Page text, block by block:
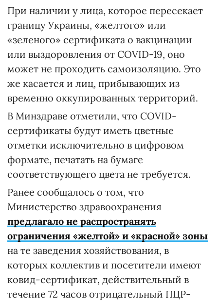
При наличии у лица, которое пересекает
границу Украины, «желтого» или
«зеленого» сертификата о вакцинации
или выздоровления от COVID-19, оно
может не проходить самоизоляцию. Это
же касается и лиц, прибывающих из
временно оккупированных территорий.
В Минздраве отметили, что COVID-
сертификаты будут иметь цветные
отметки исключительно в цифровом
формате, печатать на бумаге
соответствующего цвета не требуется.
Ранее сообщалось о том, что
Министерство здравоохранения
предлагало не распространять
ограничения «желтой» и «красной» зоны
на те заведения хозяйствования, в
которых коллектив и посетители имеют
ковид-сертификат, действительный в
течение 72 часов отрицательный ПЦР-